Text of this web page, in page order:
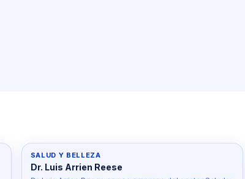
SALUD Y BELLEZA
Dr. Luis Arrien Reese